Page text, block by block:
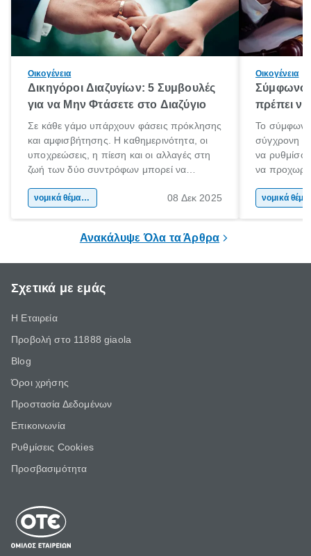
Οικογένεια
Δικηγόροι Διαζυγίων: 5 Συμβουλές
για να Μην Φτάσετε στο Διαζύγιο
Σε κάθε γάμο υπάρχουν φάσεις πρόκλησης
και αμφισβήτησης. Η καθημερινότητα, οι
υποχρεώσεις, η πίεση και οι αλλαγές στη
ζωή των δύο συντρόφων μπορεί να
Όταν οι διαφωνίες πληθαίνουν και η
νομικά θέματα & συμβουλές 08 Δεκ 2025
Οικογένεια
Σύμφωνο
πρέπει να
Το σύμφωνο
σύγχρονη
να
να
θέλεις
Ανακάλυψε Όλα τα Άρθρα
Σχετικά με εμάς
Η Εταιρεία
Προβολή στο 11888 giaola
Blog
Όροι χρήσης
Προστασία Δεδομένων
Επικοινωνία
Ρυθμίσεις Cookies
Προσβασιμότητα